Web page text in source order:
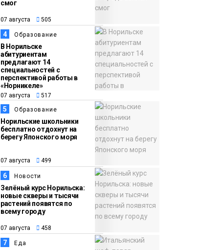
13:59
07 августа
Новости
«Домик Хоббитов» и
«Самолёт в облаках»
появятся в Кайеркане
смог
07 августа 505
4 Образование
В Норильске
абитуриентам
предлагают 14
специальностей с
перспективой работы в
«Норникеле»
07 августа 517
5 Образование
Норильские школьники
бесплатно отдохнут на
берегу Японского моря
07 августа 499
6 Новости
Зелёный курс Норильска:
новые скверы и тысячи
растений появятся по
всему городу
07 августа 458
7 Еда